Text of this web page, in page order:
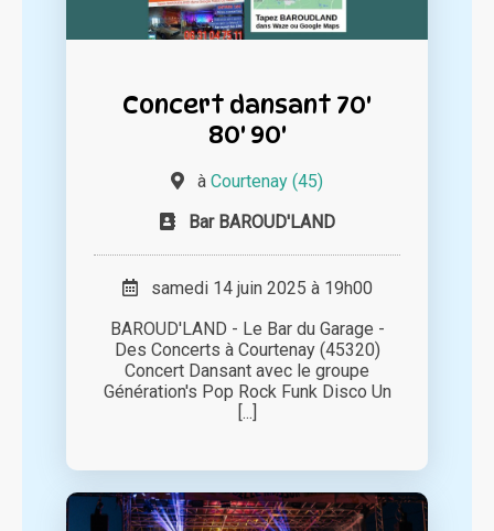
Concert dansant 70'
80' 90'
à Courtenay (45)
Bar BAROUD'LAND
samedi 14 juin 2025 à 19h00
BAROUD'LAND - Le Bar du Garage -
Des Concerts à Courtenay (45320)
Concert Dansant avec le groupe
Génération's Pop Rock Funk Disco Un
[...]